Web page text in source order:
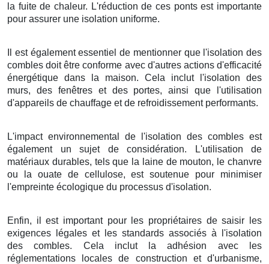
la fuite de chaleur. L'réduction de ces ponts est importante
pour assurer une isolation uniforme.
Il est également essentiel de mentionner que l'isolation des
combles doit être conforme avec d'autres actions d'efficacité
énergétique dans la maison. Cela inclut l'isolation des
murs, des fenêtres et des portes, ainsi que l'utilisation
d'appareils de chauffage et de refroidissement performants.
L'impact environnemental de l'isolation des combles est
également un sujet de considération. L'utilisation de
matériaux durables, tels que la laine de mouton, le chanvre
ou la ouate de cellulose, est soutenue pour minimiser
l'empreinte écologique du processus d'isolation.
Enfin, il est important pour les propriétaires de saisir les
exigences légales et les standards associés à l'isolation
des combles. Cela inclut la adhésion avec les
réglementations locales de construction et d'urbanisme,